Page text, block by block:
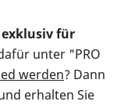
für
unter "PRO
werden? Dann
erhalten Sie